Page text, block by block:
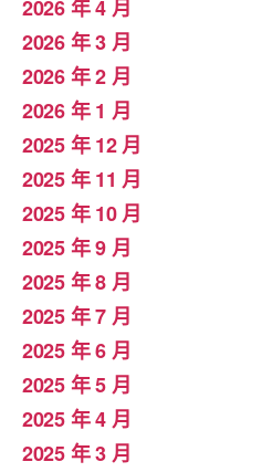
2026 年 4 月
2026 年 3 月
2026 年 2 月
2026 年 1 月
2025 年 12 月
2025 年 11 月
2025 年 10 月
2025 年 9 月
2025 年 8 月
2025 年 7 月
2025 年 6 月
2025 年 5 月
2025 年 4 月
2025 年 3 月